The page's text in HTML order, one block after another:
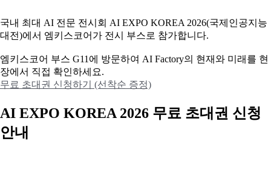
국내 최대 AI 전문 전시회 AI EXPO KOREA 2026(국제인공지능
대전)에서 엠키스코어가 전시 부스로 참가합니다.
엠키스코어 부스 G11에 방문하여 AI Factory의 현재와 미래를 현
장에서 직접 확인하세요.
무료 초대권 신청하기 (선착순 증정)
AI EXPO KOREA 2026 무료 초대권 신청
안내